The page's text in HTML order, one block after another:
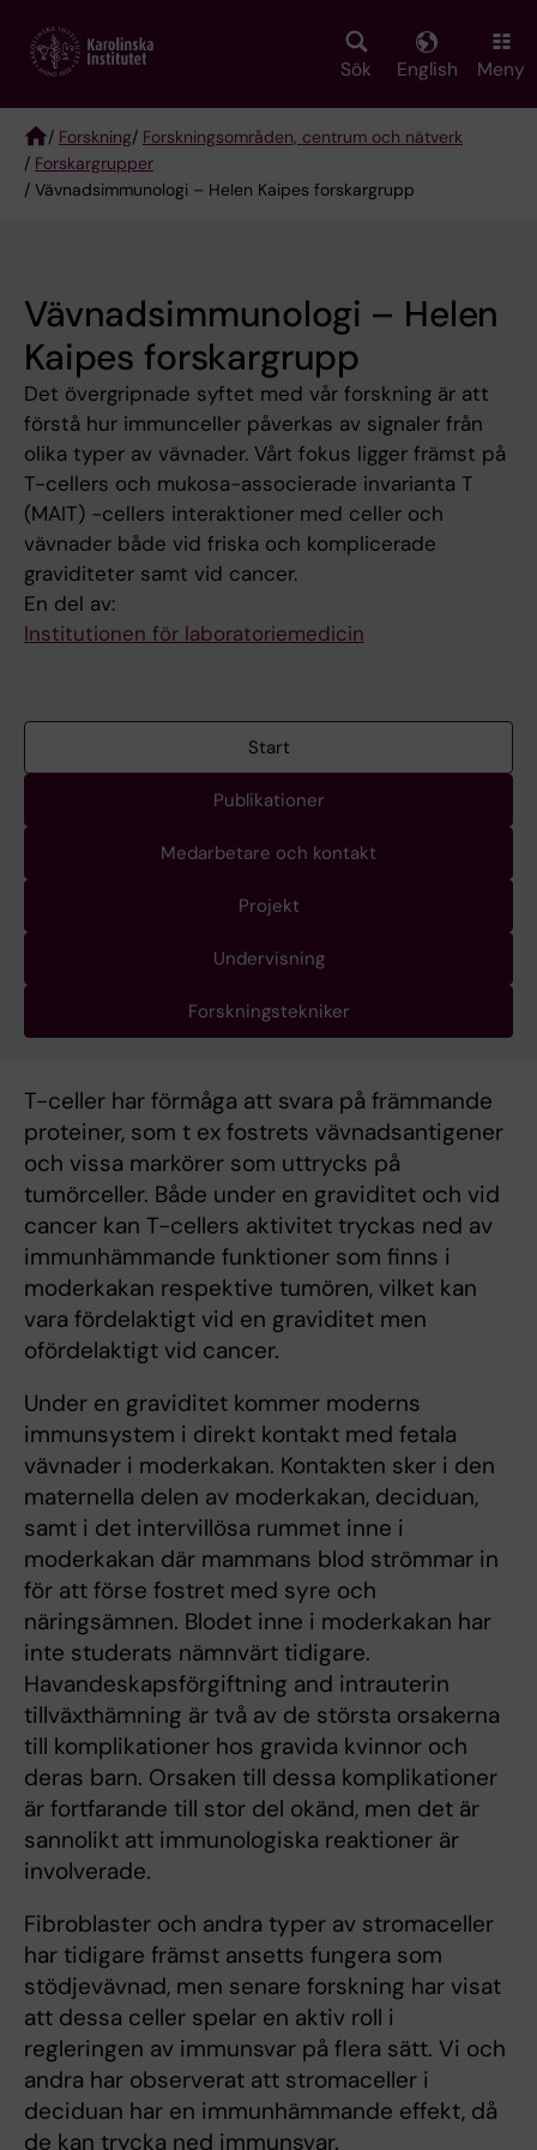
main
Sök English Meny
Breadcrumb
/ Forskning/ Forskningsområden, centrum och nätverk
/ Forskargrupper
/ Vävnadsimmunologi – Helen Kaipes forskargrupp
Vävnadsimmunologi – Helen
Kaipes forskargrupp
Det övergripnade syftet med vår forskning är att
förstå hur immunceller påverkas av signaler från
olika typer av vävnader. Vårt fokus ligger främst på
T-cellers och mukosa-associerade invarianta T
(MAIT) -cellers interaktioner med celler och
vävnader både vid friska och komplicerade
graviditeter samt vid cancer.
En del av:
Institutionen för laboratoriemedicin
Start
Publikationer
Medarbetare och kontakt
Projekt
Undervisning
Forskningstekniker
T-celler har förmåga att svara på främmande
proteiner, som t ex fostrets vävnadsantigener
och vissa markörer som uttrycks på
tumörceller. Både under en graviditet och vid
cancer kan T-cellers aktivitet tryckas ned av
immunhämmande funktioner som finns i
moderkakan respektive tumören, vilket kan
vara fördelaktigt vid en graviditet men
ofördelaktigt vid cancer.
Under en graviditet kommer moderns
immunsystem i direkt kontakt med fetala
vävnader i moderkakan. Kontakten sker i den
maternella delen av moderkakan, deciduan,
samt i det intervillösa rummet inne i
moderkakan där mammans blod strömmar in
för att förse fostret med syre och
näringsämnen. Blodet inne i moderkakan har
inte studerats nämnvärt tidigare.
Havandeskapsförgiftning and intrauterin
tillväxthämning är två av de största orsakerna
till komplikationer hos gravida kvinnor och
deras barn. Orsaken till dessa komplikationer
är fortfarande till stor del okänd, men det är
sannolikt att immunologiska reaktioner är
involverade.
Fibroblaster och andra typer av stromaceller
har tidigare främst ansetts fungera som
stödjevävnad, men senare forskning har visat
att dessa celler spelar en aktiv roll i
regleringen av immunsvar på flera sätt. Vi och
andra har observerat att stromaceller i
deciduan har en immunhämmande effekt, då
de kan trycka ned immunsvar.